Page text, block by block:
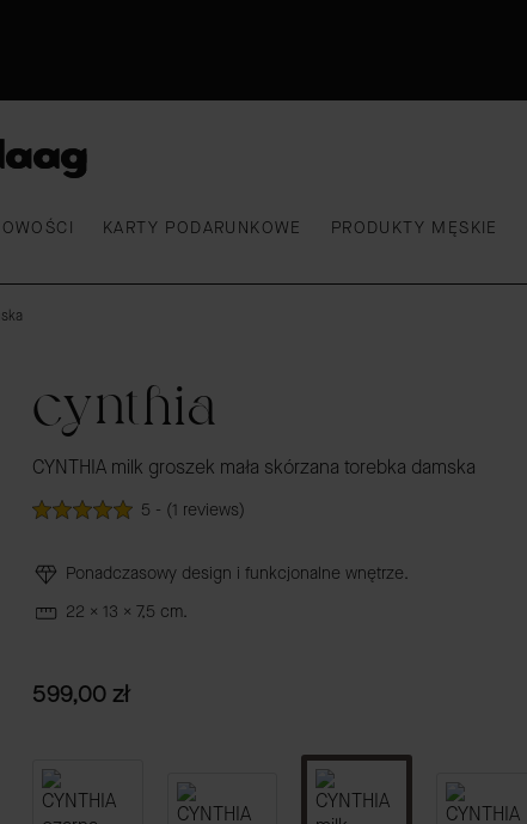
KARTY PODARUNKOWE PRODUKTY MĘSKIE
cynthia
CYNTHIA milk groszek mała skórzana torebka damska
5 - (1 reviews)
Ponadczasowy design i funkcjonalne wnętrze.
22 x 13 x 7,5 cm.
Cena
599,00 zł